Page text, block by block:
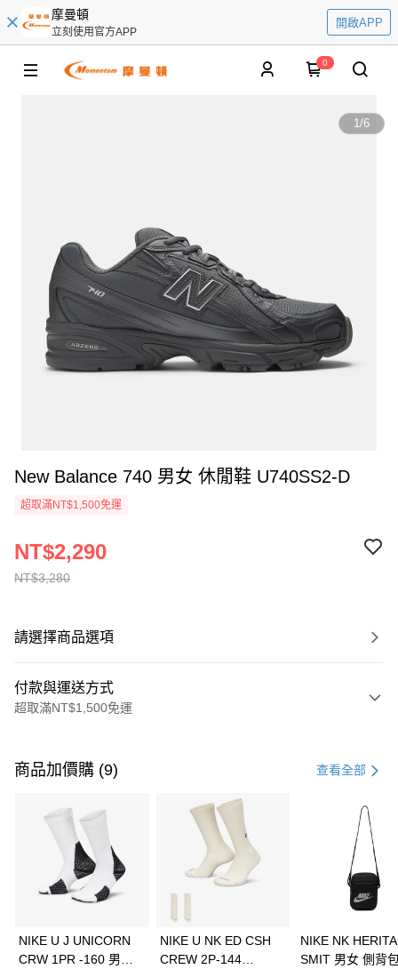
摩曼頓
立刻使用官方APP
開啟APP
0
1/6
New Balance 740 男女 休閒鞋 U740SS2-D
超取滿NT$1,500免運
NT$3,280
NT$2,290
請選擇商品選項
付款與運送方式
超取滿NT$1,500免運
信用卡一次付款
3 期 0 利率 每期 21家銀行
合作金庫商業銀行
第一商業銀行
華南商業銀行
彰化商業銀行
上海商業儲蓄銀行
Apple Pay
全盈+PAY
商品加價購 (9) 查看全部
NIKE U J UNICORN
CRW 1PR -160 男女
NIKE U NK ED CSH
CREW 2P-144
NIKE NK
SMIT 男女 側背